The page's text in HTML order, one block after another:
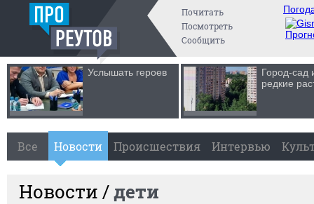
Почитать
Посмотреть
Сообщить
Услышать героев
Город-сад
редкие
Все Новости Происшествия Интервью
Новости /дети